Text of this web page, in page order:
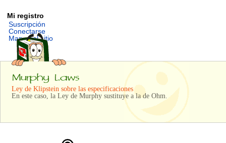
Mi registro
Suscripción
Conectarse
Mapa del sitio
Ley de Klipstein sobre las especificaciones
En este caso, la Ley de Murphy sustituye a la de Ohm.